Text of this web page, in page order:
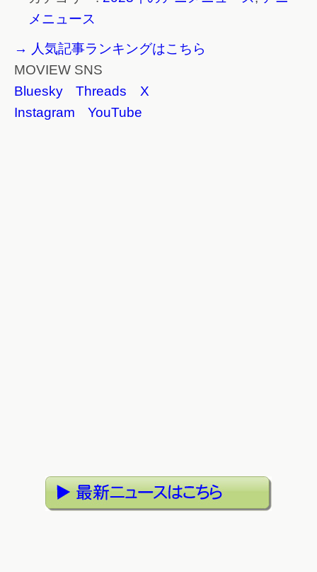
メニュース
→ 人気記事ランキングはこちら
MOVIEW SNS
Bluesky
Threads
X
Instagram
YouTube